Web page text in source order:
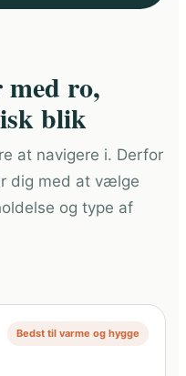
med ro,
blik
at navigere i. Derfor
dig med at vælge
og type af
Bedst til varme og hygge